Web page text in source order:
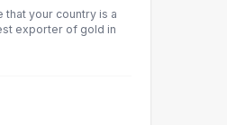
your country is a
exporter of gold in